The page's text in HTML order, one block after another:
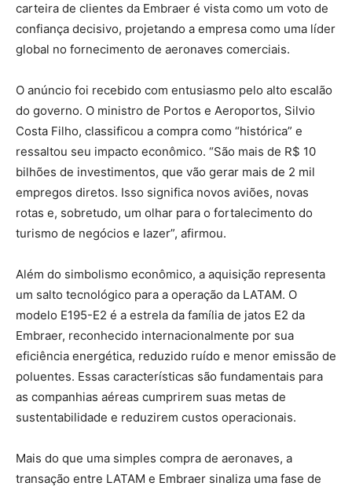
carteira de clientes da Embraer é vista como um voto de
confiança decisivo, projetando a empresa como uma líder
global no fornecimento de aeronaves comerciais.
O anúncio foi recebido com entusiasmo pelo alto escalão
do governo. O ministro de Portos e Aeroportos, Silvio
Costa Filho, classificou a compra como “histórica” e
ressaltou seu impacto econômico. “São mais de R$ 10
bilhões de investimentos, que vão gerar mais de 2 mil
empregos diretos. Isso significa novos aviões, novas
rotas e, sobretudo, um olhar para o fortalecimento do
turismo de negócios e lazer”, afirmou.
Além do simbolismo econômico, a aquisição representa
um salto tecnológico para a operação da LATAM. O
modelo E195-E2 é a estrela da família de jatos E2 da
Embraer, reconhecido internacionalmente por sua
eficiência energética, reduzido ruído e menor emissão de
poluentes. Essas características são fundamentais para
as companhias aéreas cumprirem suas metas de
sustentabilidade e reduzirem custos operacionais.
Mais do que uma simples compra de aeronaves, a
transação entre LATAM e Embraer sinaliza uma fase de